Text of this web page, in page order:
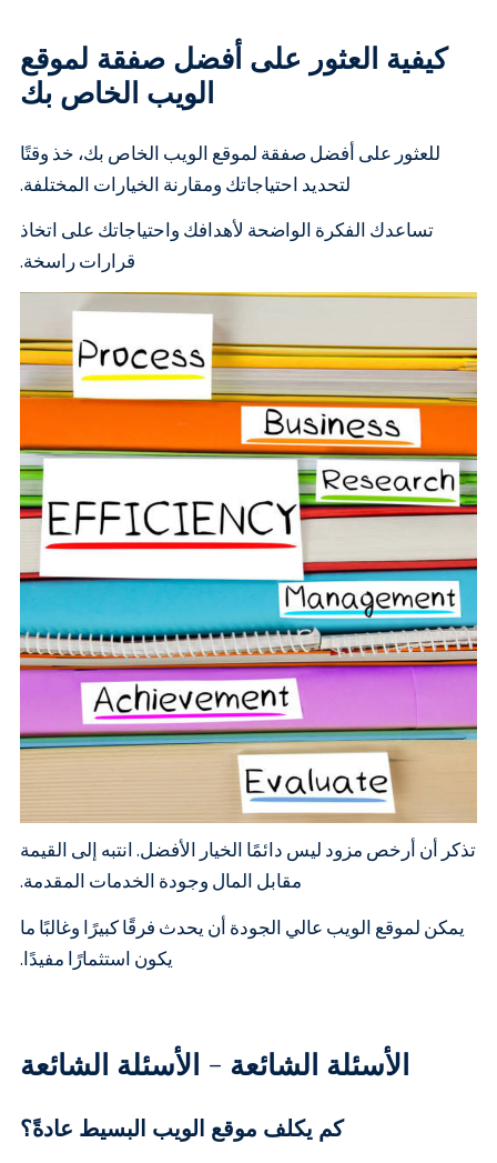
كيفية العثور على أفضل صفقة لموقع
الويب الخاص بك
للعثور على أفضل صفقة لموقع الويب الخاص بك، خذ وقتًا
لتحديد احتياجاتك ومقارنة الخيارات المختلفة.
تساعدك الفكرة الواضحة لأهدافك واحتياجاتك على اتخاذ
قرارات راسخة.
تذكر أن أرخص مزود ليس دائمًا الخيار الأفضل. انتبه إلى القيمة
مقابل المال وجودة الخدمات المقدمة.
يمكن لموقع الويب عالي الجودة أن يحدث فرقًا كبيرًا وغالبًا ما
يكون استثمارًا مفيدًا.
الأسئلة الشائعة - الأسئلة الشائعة
كم يكلف موقع الويب البسيط عادةً؟